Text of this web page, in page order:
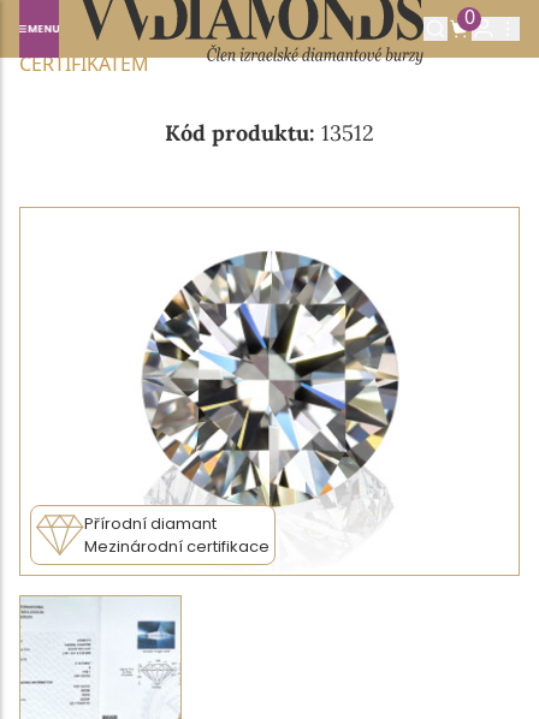
0
Domů NABÍDKA DIAMANTŮ
0.18CT E/VVS1 S IGI
CERTIFIKÁTEM
Kód produktu: 13512
Přírodní diamant
Mezinárodní certifikace